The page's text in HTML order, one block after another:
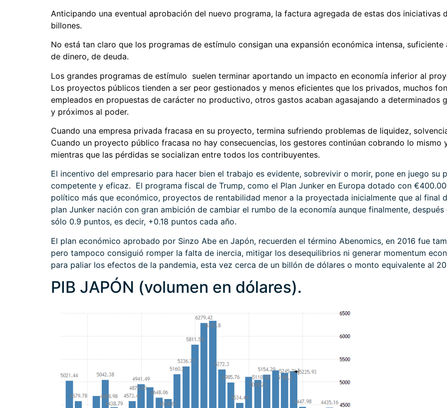
Anticipando una eventual aprobación del nuevo programa, la factura agregada de estas dos iniciativas
billones.
No está tan claro que los programas de estímulo consigan una expansión económica intensa,
de dinero, de deuda.
Los grandes programas de estímulo suelen terminar aportando un impacto en economía inferior al
Los proyectos públicos tienden a ser peor gestionados y menos eficientes que los privados, muchos
empleados en propuestas de carácter no productivo, otros gastos acaban agasajando a determinados
y próximos al poder.
Cuando una empresa privada fracasa en su proyecto, termina sufriendo problemas de liquidez,
Cuando un proyecto público fracasa no hay consecuencias, los gestores continúan cobrando lo
mientras que las pérdidas se socializan entre todos los contribuyentes.
El incentivo del empresario para hacer bien el trabajo es evidente, sobrevivir o morir, pone en juego su
competente y eficaz. El programa fiscal de Trump, como el Plan Junker en Europa dotado con
político más que económico, proyectos de rentabilidad menor a la proyectada inicialmente que al final
plan Junker nación con gran ambición de cambiar el rumbo de la economía aunque finalmente,
sólo 0.9 puntos, es decir, +0.18 puntos cada año.
El plan económico aprobado por Sinzo Abe en Japón, recuerden el término Abenomics, en 2016 fue
pero tampoco consiguió romper la falta de inercia, mitigar los desequilibrios ni generar momentum
para paliar los efectos de la pandemia, esta vez cerca de un billón de dólares o monto equivalente al
PIB JAPÓN (volumen en dólares).